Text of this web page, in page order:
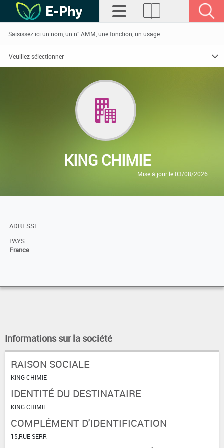
KING CHIMIE
Mise à jour le 03/08/2026
ADRESSE :
PAYS :
France
Informations sur la société
RAISON SOCIALE
KING CHIMIE
IDENTITÉ DU DESTINATAIRE
KING CHIMIE
COMPLÉMENT D'IDENTIFICATION
15,RUE SERR